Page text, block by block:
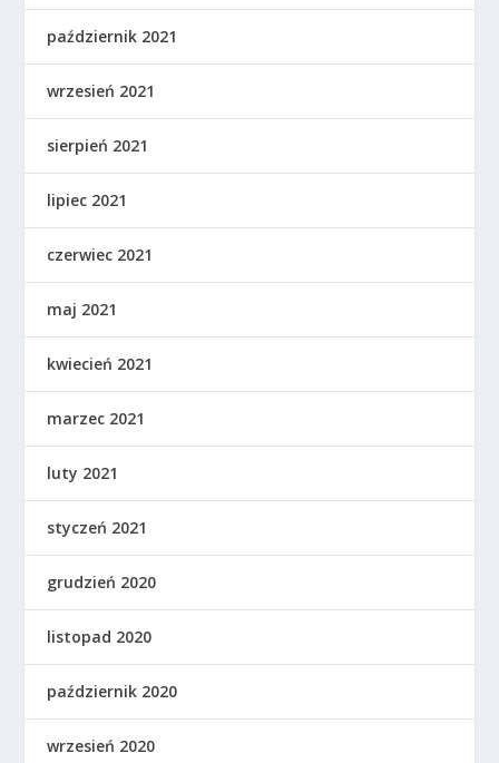
październik 2021
wrzesień 2021
sierpień 2021
lipiec 2021
czerwiec 2021
maj 2021
kwiecień 2021
marzec 2021
luty 2021
styczeń 2021
grudzień 2020
listopad 2020
październik 2020
wrzesień 2020